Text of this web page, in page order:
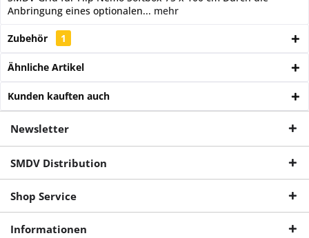
Anbringung eines optionalen... mehr
Zubehör 1
Ähnliche Artikel
Kunden kauften auch
Newsletter
SMDV Distribution
Shop Service
Informationen